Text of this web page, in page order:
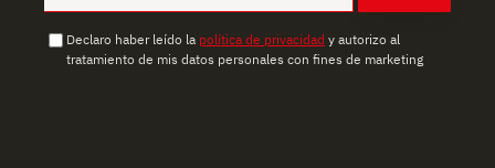
Declaro haber leído la política de privacidad y autorizo al
tratamiento de mis datos personales con fines de marketing